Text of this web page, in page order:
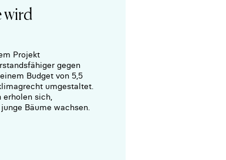
wird
Projekt
gegen
Budget von 5,5
umgestaltet.
erholen sich,
Bäume wachsen.